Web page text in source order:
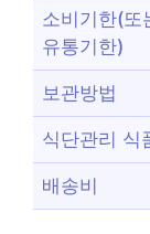
소비기한(또
유통기한)
보관방법
식단관리 식
배송비